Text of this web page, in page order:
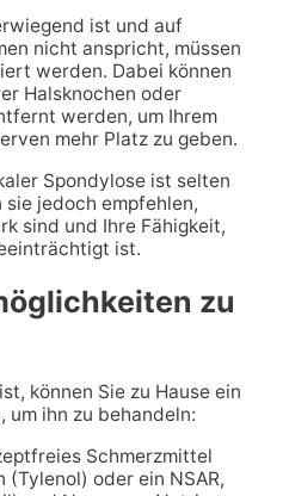
ist und auf
nicht anspricht, müssen
werden. Dabei können
Halsknochen oder
werden, um Ihrem
mehr Platz zu geben.
Spondylose ist selten
jedoch empfehlen,
sind und Ihre Fähigkeit,
ist.
zu
können Sie zu Hause ein
um ihn zu behandeln:
Schmerzmittel
(Tylenol) oder ein NSAR,